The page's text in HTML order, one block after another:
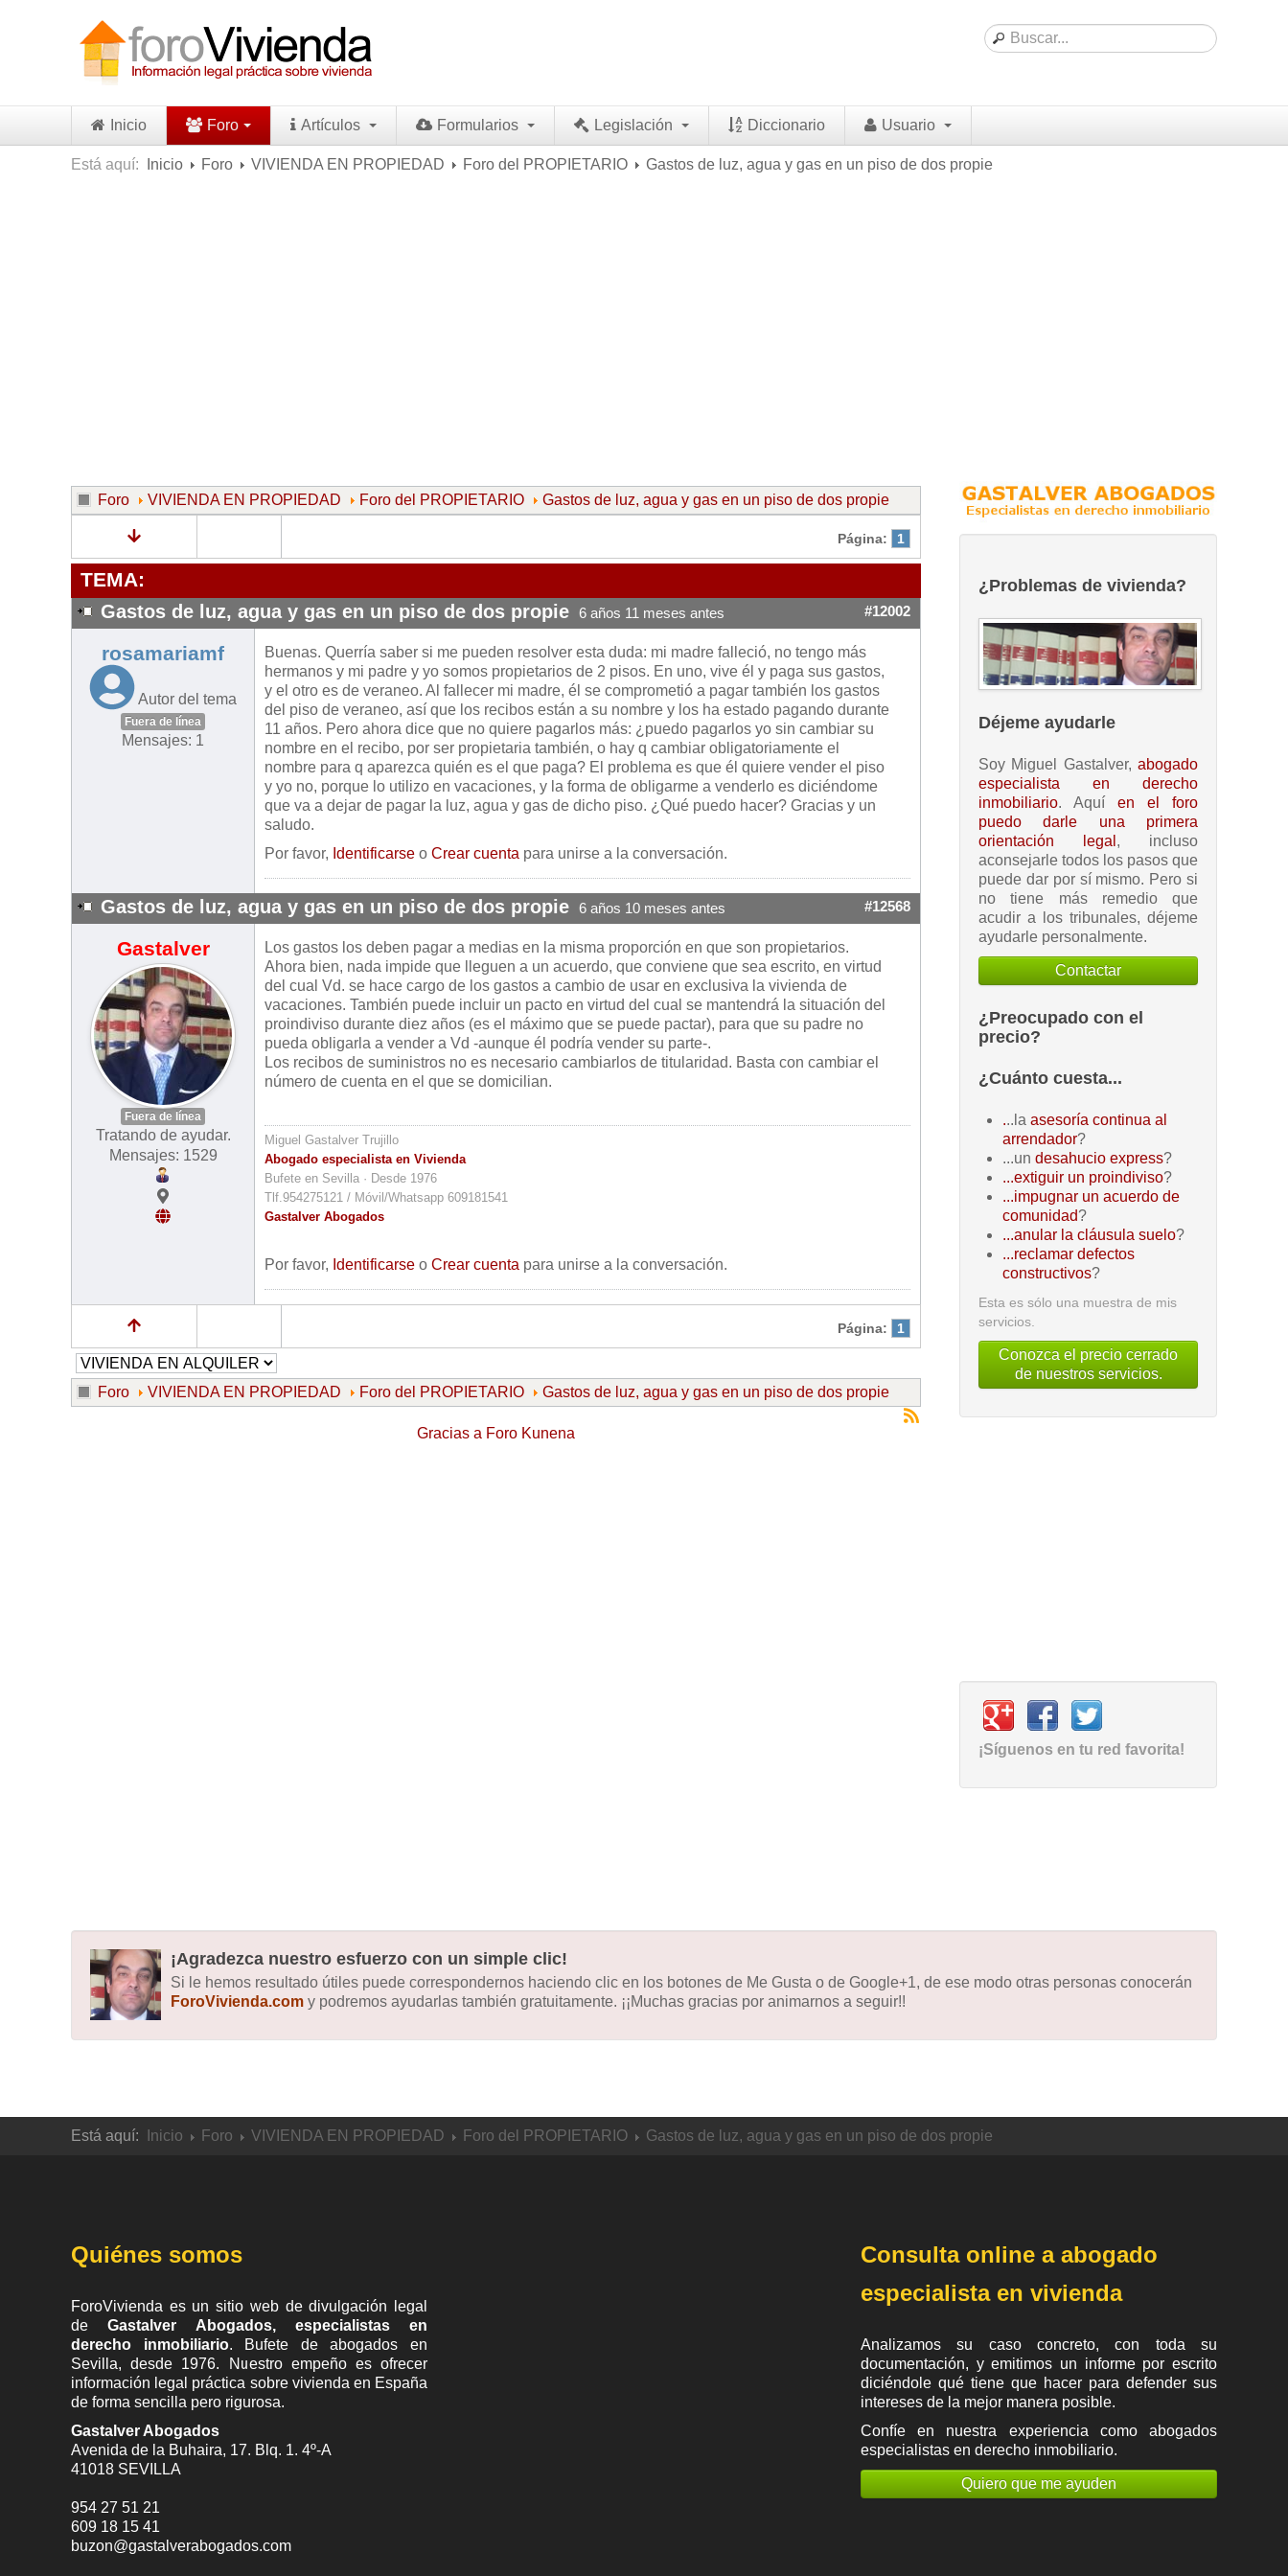
Inicio Foro Artículos Formularios Legislación Diccionario Usuario
Está aquí: Inicio Foro VIVIENDA EN PROPIEDAD Foro del PROPIETARIO Gastos de luz, agua y gas en un piso de dos propie
Foro VIVIENDA EN PROPIEDAD Foro del PROPIETARIO Gastos de luz, agua y gas en un piso de dos propie
Página: 1
TEMA:
Gastos de luz, agua y gas en un piso de dos propie 6 años 11 meses antes #12002
rosamariamf
Autor del tema
Fuera de línea
Mensajes: 1
Buenas. Querría saber si me pueden resolver esta duda: mi madre falleció, no tengo más
hermanos y mi padre y yo somos propietarios de 2 pisos. En uno, vive él y paga sus gastos,
y el otro es de veraneo. Al fallecer mi madre, él se comprometió a pagar también los gastos
del piso de veraneo, así que los recibos están a su nombre y los ha estado pagando durante
11 años. Pero ahora dice que no quiere pagarlos más: ¿puedo pagarlos yo sin cambiar su
nombre en el recibo, por ser propietaria también, o hay q cambiar obligatoriamente el
nombre para q aparezca quién es el que paga? El problema es que él quiere vender el piso
y yo no, porque lo utilizo en vacaciones, y la forma de obligarme a venderlo es diciéndome
que va a dejar de pagar la luz, agua y gas de dicho piso. ¿Qué puedo hacer? Gracias y un
saludo.
Por favor, Identificarse o Crear cuenta para unirse a la conversación.
Gastos de luz, agua y gas en un piso de dos propie 6 años 10 meses antes #12568
Gastalver
Fuera de línea
Tratando de ayudar.
Mensajes: 1529
Los gastos los deben pagar a medias en la misma proporción en que son propietarios.
Ahora bien, nada impide que lleguen a un acuerdo, que conviene que sea escrito, en virtud
del cual Vd. se hace cargo de los gastos a cambio de usar en exclusiva la vivienda de
vacaciones. También puede incluir un pacto en virtud del cual se mantendrá la situación del
proindiviso durante diez años (es el máximo que se puede pactar), para que su padre no
pueda obligarla a vender a Vd -aunque él podría vender su parte-.
Los recibos de suministros no es necesario cambiarlos de titularidad. Basta con cambiar el
número de cuenta en el que se domicilian.
Miguel Gastalver Trujillo
Abogado especialista en Vivienda
Bufete en Sevilla · Desde 1976
Tlf.954275121 / Móvil/Whatsapp 609181541
Gastalver Abogados
Por favor, Identificarse o Crear cuenta para unirse a la conversación.
Página: 1
Foro VIVIENDA EN PROPIEDAD Foro del PROPIETARIO Gastos de luz, agua y gas en un piso de dos propie
Gracias a Foro Kunena
¿Problemas de vivienda?
Déjeme ayudarle
Soy Miguel Gastalver, abogado
especialista en derecho
inmobiliario. Aquí en el foro
puedo darle una primera
orientación legal , incluso
aconsejarle todos los pasos que
puede dar por sí mismo. Pero si
no tiene más remedio que
acudir a los tribunales, déjeme
ayudarle personalmente.
Contactar
¿Preocupado con el
precio?
¿Cuánto cuesta...
...la asesoría continua al
arrendador?
...un desahucio express?
...extiguir un proindiviso?
...impugnar un acuerdo de
comunidad?
...anular la cláusula suelo?
...reclamar defectos
constructivos?
Esta es sólo una muestra de mis
servicios.
Conozca el precio cerrado
de nuestros servicios.
¡Síguenos en tu red favorita!
¡Agradezca nuestro esfuerzo con un simple clic!
Si le hemos resultado útiles puede correspondernos haciendo clic en los botones de Me Gusta o de Google+1, de ese modo otras personas conocerán
ForoVivienda.com y podremos ayudarlas también gratuitamente. ¡¡Muchas gracias por animarnos a seguir!!
Está aquí: Inicio Foro VIVIENDA EN PROPIEDAD Foro del PROPIETARIO Gastos de luz, agua y gas en un piso de dos propie
Quiénes somos
ForoVivienda es un sitio web de divulgación legal
deGastalver Abogados, especialistas en
derecho inmobiliario. Bufete deabogados en
Sevilla, desde 1976. Nuestro empeño es ofrecer
información legal práctica sobre vivienda en España
de forma sencilla pero rigurosa.
Gastalver Abogados
Avenida de la Buhaira, 17. Blq. 1. 4º-A
41018 SEVILLA
954 27 51 21
609 18 15 41
buzon@gastalverabogados.com
Consulta online a abogado
especialista en vivienda
Analizamos su caso concreto, con toda su
documentación, y emitimos un informe por escrito
diciéndole qué tiene que hacer para defender sus
intereses de la mejor manera posible.
Confíe en nuestra experiencia como abogados
especialistas en derecho inmobiliario.
Quiero que me ayuden